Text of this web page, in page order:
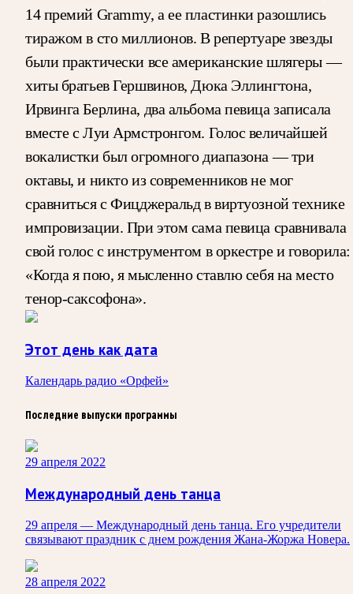
14 премий Grammy, а ее пластинки разошлись
тиражом в сто миллионов. В репертуаре звезды
были практически все американские шлягеры —
хиты братьев Гершвинов, Дюка Эллингтона,
Ирвинга Берлина, два альбома певица записала
вместе с Луи Армстронгом. Голос величайшей
вокалистки был огромного диапазона — три
октавы, и никто из современников не мог
сравниться с Фицджеральд в виртуозной технике
импровизации. При этом сама певица сравнивала
свой голос с инструментом в оркестре и говорила:
«Когда я пою, я мысленно ставлю себя на место
тенор-саксофона».
Этот день как дата
Календарь радио «Орфей»
Последние выпуски программы
29 апреля 2022
Международный день танца
29 апреля — Международный день танца. Его учредители
связывают праздник с днем рождения Жана-Жоржа Новера.
28 апреля 2022